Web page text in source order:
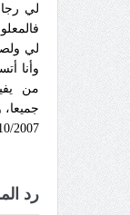
لي
لي
وأنا
من
جميعا،
2007
رد